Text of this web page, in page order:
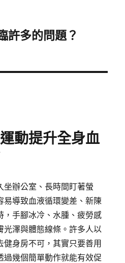
許多的問題？
動提升全身血
坐辦公室、長時間盯著螢
易導致血液循環變差、新陳
，手腳冰冷、水腫、疲勞感
光澤與體態線條。許多人以
身房不可，其實只要善用
過幾個簡單動作就能有效促